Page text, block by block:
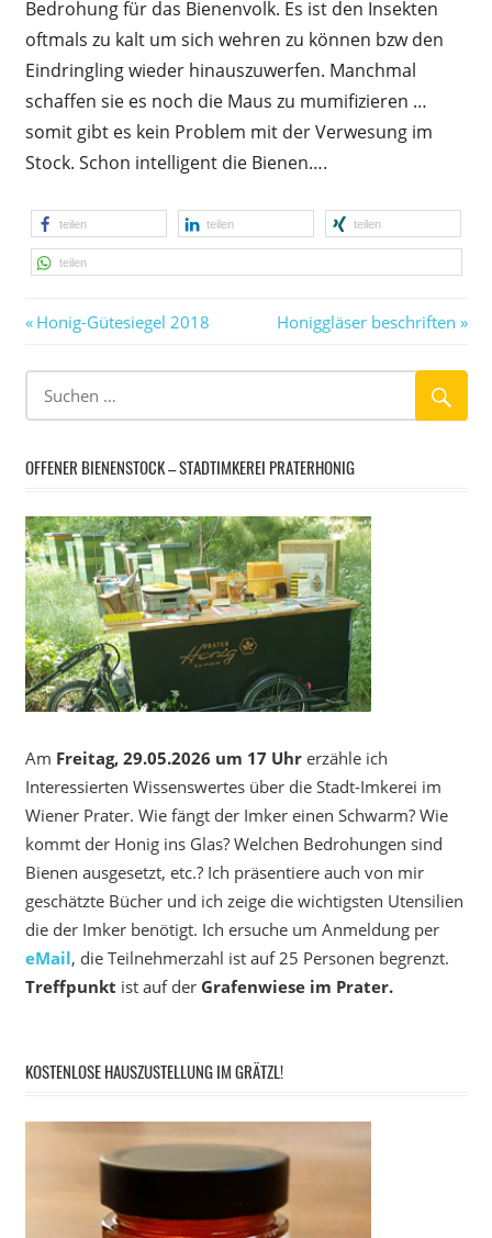
Bedrohung für das Bienenvolk. Es ist den Insekten
oftmals zu kalt um sich wehren zu können bzw den
Eindringling wieder hinauszuwerfen. Manchmal
schaffen sie es noch die Maus zu mumifizieren …
somit gibt es kein Problem mit der Verwesung im
Stock. Schon intelligent die Bienen….
teilen teilen teilen
teilen
Beitragsnavigation
Vorheriger
Honig-Gütesiegel 2018
Nächster
Honiggläser beschriften
OFFENER BIENENSTOCK – STADTIMKEREI PRATERHONIG
Am Freitag, 29.05.2026 um 17 Uhrerzähle ich
Interessierten Wissenswertes über die Stadt-Imkerei im
Wiener Prater. Wie fängt der Imker einen Schwarm? Wie
kommt der Honig ins Glas? Welchen Bedrohungen sind
Bienen ausgesetzt, etc.? Ich präsentiere auch von mir
geschätzte Bücher und ich zeige die wichtigsten Utensilien
die der Imker benötigt. Ich ersuche um Anmeldung per
eMail, die Teilnehmerzahl ist auf 25 Personen begrenzt.
Treffpunkt ist auf der Grafenwiese im Prater.
KOSTENLOSE HAUSZUSTELLUNG IM GRÄTZL!